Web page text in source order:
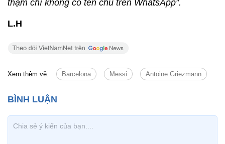
thậm chí không có tên chú trên WhatsApp”.
L.H
Xem thêm về: Barcelona Messi Antoine Griezmann